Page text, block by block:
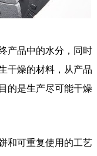
产品中的水分，同时
干燥的材料，从产品
的是生产尽可能干燥
和可重复使用的工艺